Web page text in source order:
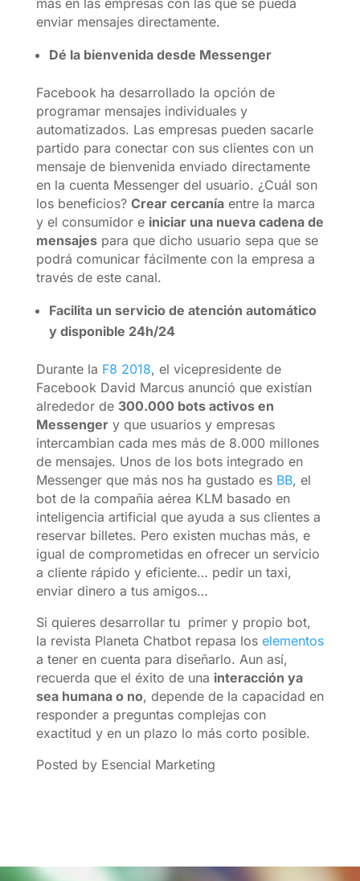
enviar mensajes directamente.
Dé la bienvenida desde Messenger
Facebook ha desarrollado la opción de
programar mensajes individuales y
automatizados. Las empresas pueden sacarle
partido para conectar con sus clientes con un
mensaje de bienvenida enviado directamente
en la cuenta Messenger del usuario. ¿Cuál son
los beneficios? Crear cercaníaentre la marca
y el consumidor e iniciar una nueva cadena de
mensajespara que dicho usuario sepa que se
podrá comunicar fácilmente con la empresa a
través de este canal.
Facilita un servicio de atención automático
y disponible 24h/24
Durante la F8 2018, el vicepresidente de
Facebook David Marcus anunció que existían
alrededor de 300.000 bots activos en
Messengery que usuarios y empresas
intercambian cada mes más de 8.000 millones
de mensajes. Unos de los bots integrado en
Messenger que más nos ha gustado es BB, el
bot de la compañía aérea KLM basado en
inteligencia artificial que ayuda a sus clientes a
reservar billetes. Pero existen muchas más, e
igual de comprometidas en ofrecer un servicio
a cliente rápido y eficiente… pedir un taxi,
enviar dinero a tus amigos…
Si quieres desarrollar tu primer y propio bot,
la revista Planeta Chatbot repasa los elementos
a tener en cuenta para diseñarlo. Aun así,
recuerda que el éxito de una interacción ya
sea humana o no, depende de la capacidad en
responder a preguntas complejas con
exactitud y en un plazo lo más corto posible.
Posted by Esencial Marketing